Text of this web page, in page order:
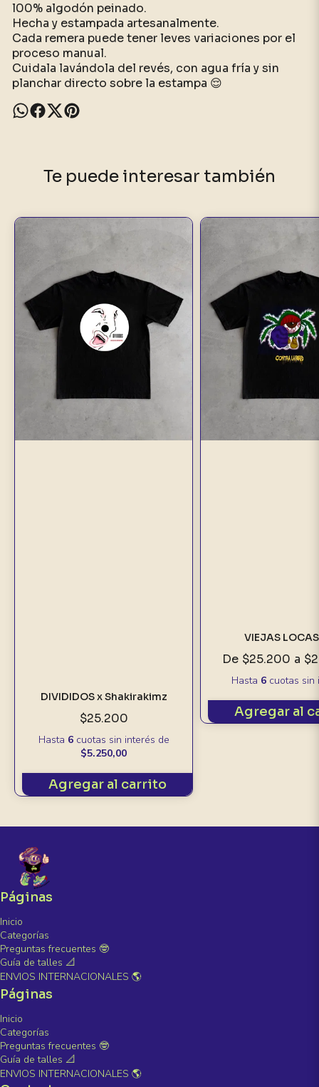
l00% algodón peinado.
Hecha y estampada artesanalmente.
Cada remera puede tener leves variaciones por el
proceso manual.
Cuidala lavándola del revés, con agua fría y sin
planchar directo sobre la estampa 😌
Te puede interesar también
DIVIDIDOS x Shakirakimz
$25.200
Hasta 6cuotas sin interés de
$5.250,00
Agregar al carrito
VIEJAS
De $25.200 a
Hasta 6cuotas sin
Agregar al
Páginas
Inicio
Categorías
Preguntas frecuentes 🤓
Guía de talles 📐
ENVIOS INTERNACIONALES 🌎
Páginas
Inicio
Categorías
Preguntas frecuentes 🤓
Guía de talles 📐
ENVIOS INTERNACIONALES 🌎